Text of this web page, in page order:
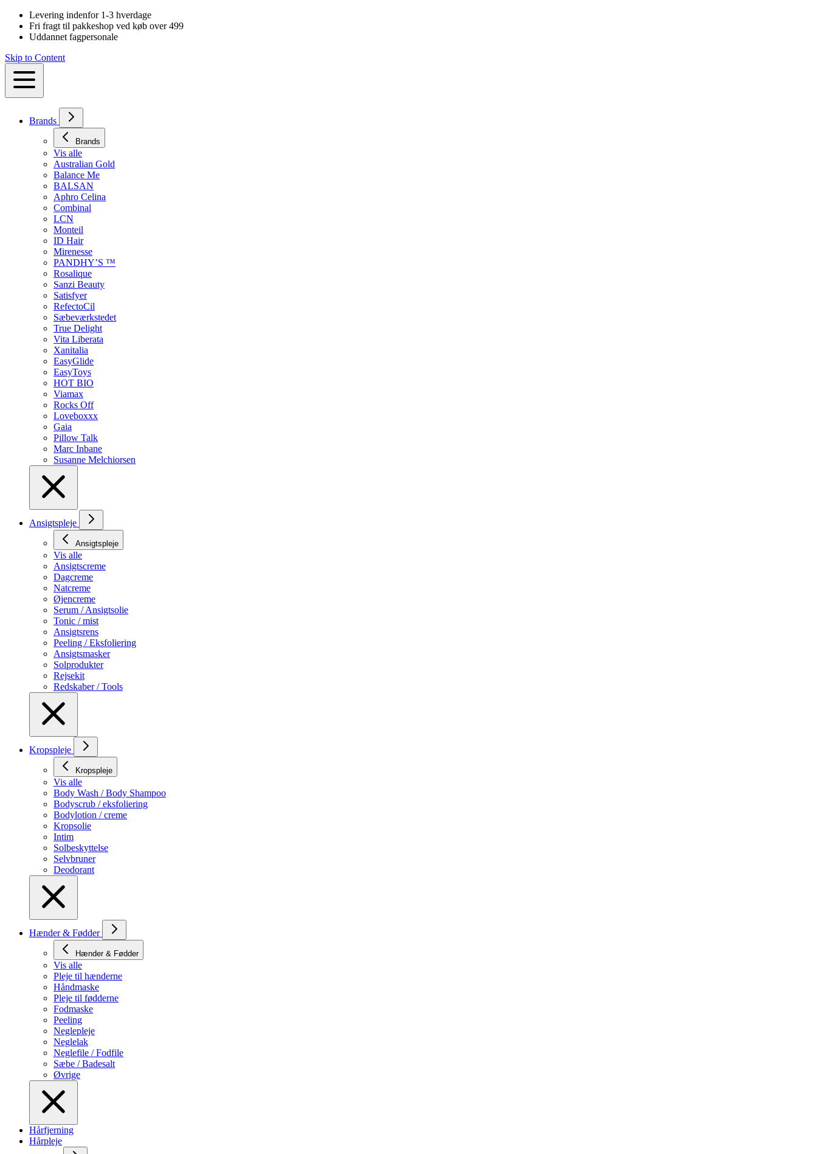
Levering indenfor 1-3 hverdage
Fri fragt til pakkeshop ved køb over 499
Uddannet fagpersonale
Skip to Content
Brands
Brands
Vis alle
Australian Gold
Balance Me
BALSAN
Aphro Celina
Combinal
LCN
Monteil
ID Hair
Mirenesse
PANDHY’S ™
Rosalique
Sanzi Beauty
Satisfyer
RefectoCil
Sæbeværkstedet
True Delight
Vita Liberata
Xanitalia
EasyGlide
EasyToys
HOT BIO
Viamax
Rocks Off
Loveboxxx
Gaia
Pillow Talk
Marc Inbane
Susanne Melchiorsen
Ansigtspleje
Ansigtspleje
Vis alle
Ansigtscreme
Dagcreme
Natcreme
Øjencreme
Serum / Ansigtsolie
Tonic / mist
Ansigtsrens
Peeling / Eksfoliering
Ansigtsmasker
Solprodukter
Rejsekit
Redskaber / Tools
Kropspleje
Kropspleje
Vis alle
Body Wash / Body Shampoo
Bodyscrub / eksfoliering
Bodylotion / creme
Kropsolie
Intim
Solbeskyttelse
Selvbruner
Deodorant
Hænder & Fødder
Hænder & Fødder
Vis alle
Pleje til hænderne
Håndmaske
Pleje til fødderne
Fodmaske
Peeling
Neglepleje
Neglelak
Neglefile / Fodfile
Sæbe / Badesalt
Øvrige
Hårfjerning
Hårpleje